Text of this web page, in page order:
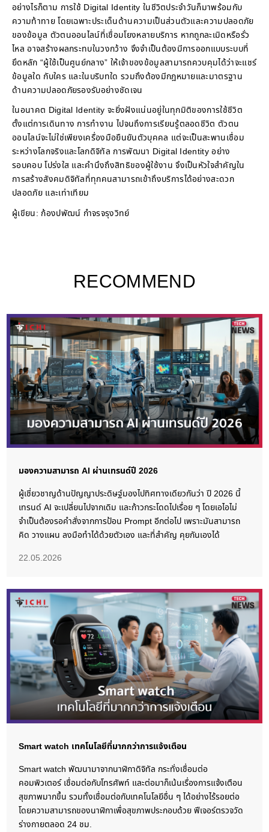
อย่างไรก็ตาม การใช้ Digital Identity ในชีวิตประจำวันก็มาพร้อมกับ
ความท้าทาย โดยเฉพาะประเด็นด้านความเป็นส่วนตัวและความปลอดภัย
ของข้อมูล ตัวตนออนไลน์ที่เชื่อมโยงหลายบริการ หากถูกละเมิดหรือรั่ว
ไหล อาจสร้างผลกระทบในวงกว้าง จึงจำเป็นต้องมีการออกแบบระบบที่
ยึดหลัก “ผู้ใช้เป็นศูนย์กลาง” ให้เจ้าของข้อมูลสามารถควบคุมได้ว่าจะแชร์
ข้อมูลใด กับใคร และในบริบทใด รวมถึงต้องมีกฎหมายและมาตรฐาน
ด้านความปลอดภัยรองรับอย่างชัดเจน
ในอนาคต Digital Identity จะยิ่งฝังแน่นอยู่ในทุกมิติของการใช้ชีวิต
ตั้งแต่การเดินทาง การทำงาน ไปจนถึงการเรียนรู้ตลอดชีวิต ตัวตน
ออนไลน์จะไม่ใช่เพียงเครื่องมือยืนยันตัวบุคคล แต่จะเป็นสะพานเชื่อม
ระหว่างโลกจริงและโลกดิจิทัล การพัฒนา Digital Identity อย่าง
รอบคอบ โปร่งใส และคำนึงถึงสิทธิของผู้ใช้งาน จึงเป็นหัวใจสำคัญใน
การสร้างสังคมดิจิทัลที่ทุกคนสามารถเข้าถึงบริการได้อย่างสะดวก
ปลอดภัย และเท่าเทียม
ผู้เขียน: ก้องปพัฒน์ กำจรจรุงวิทย์
RECOMMEND
มองความสามารถ AI ผ่านเทรนด์ปี 2026
ผู้เชี่ยวชาญด้านปัญญาประดิษฐ์มองไปทิศทางเดียวกันว่า ปี 2026 นี้
เทรนด์ AI จะเปลี่ยนไปจากเดิม และก้าวกระโดดไปเรื่อย ๆ โดยเอไอไม่
จำเป็นต้องรอคำสั่งจากการป้อน Prompt อีกต่อไป เพราะมันสามารถ
คิด วางแผน ลงมือทำได้ด้วยตัวเอง และที่สำคัญ คุยกันเองได้
22.05.2026
Smart watch เทคโนโลยีที่มากกว่าการแจ้งเตือน
Smart watch พัฒนามาจากนาฬิกาดิจิทัล กระทั่งเชื่อมต่อ
คอมพิวเตอร์ เชื่อมต่อกับโทรศัพท์ และต่อมาก็เน้นเรื่องการแจ้งเตือน
สุขภาพมากขึ้น รวมทั้งเชื่อมต่อกับเทคโนโลยีอื่น ๆ ได้อย่างไร้รอยต่อ
โดยความสามารถของนาฬิกาเพื่อสุขภาพประกอบด้วย ฟีเจอร์ตรวจวัด
ร่างกายตลอด 24 ชม.